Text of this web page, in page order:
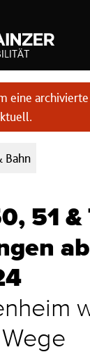
eine
Bahn
51 &
ab